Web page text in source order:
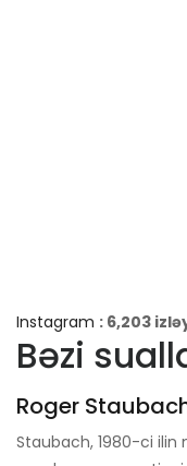
Instagram : 6,203
Bəzi
Roger
Staubach, 1980-ci ilin